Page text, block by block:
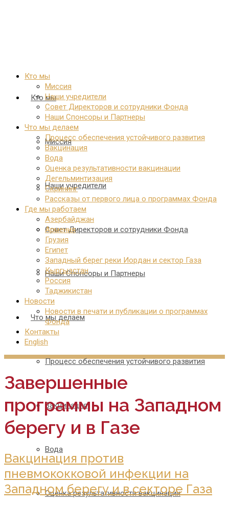
Кто мы
Миссия
Наши учредители
Совет Директоров и сотрудники Фонда
Наши Спонсоры и Партнеры
Что мы делаем
Процесс обеспечения устойчивого развития
Вакцинация
Вода
Оценка результативности вакцинации
Кто мы
Миссия
Наши учредители
Совет Директоров и сотрудники Фонда
Наши Спонсоры и Партнеры
Что мы делаем
Процесс обеспечения устойчивого развития
Вакцинация
Вода
Оценка результативности вакцинации
Дегельминтизация
Скрининг
Рассказы от первого лица о программах Фонда
Где мы работаем
Азербайджан
Армения
Грузия
Египет
Западный берег реки Иордан и сектор Газа
Кыргызстан
Россия
Таджикистан
Новости
Новости в печати и публикации о программах
Фонда
Контакты
English
Завершенные
программы на Западном
берегу и в Газе
Вакцинация против
пневмококковой инфекции на
Западном берегу и в секторе Газа